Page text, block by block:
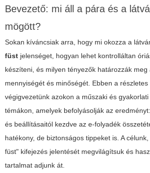
Bevezető: mi áll a pára és a
mögött?
Sokan kíváncsiak arra, hogy mi okozza a
füst jelenséget, hogyan lehet kontrolláltan
készíteni, és milyen tényezők határozzák meg
mennyiségét és minőségét. Ebben a
végigvezetünk azokon a műszaki és
témákon, amelyek befolyásolják az
és beállításaitól kezdve az e-folyadék
hatékony, de biztonságos tippeket is. A
füst" kifejezés jelentését megvilágítsuk és
tartalmat adjunk át.